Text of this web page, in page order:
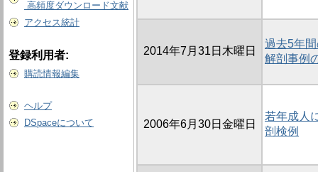
高頻度ダウンロード文献
アクセス統計
登録利用者:
購読情報編集
ヘルプ
DSpaceについて
2014年7月31日木曜日
過去5年
解剖事例
2006年6月30日金曜日
若年成人
剖検例